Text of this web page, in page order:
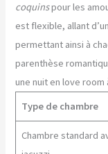
coquinspour les
est flexible, allant
permettant ainsi à
parenthèse
une nuit en love room
Type de chambre
Chambre standard